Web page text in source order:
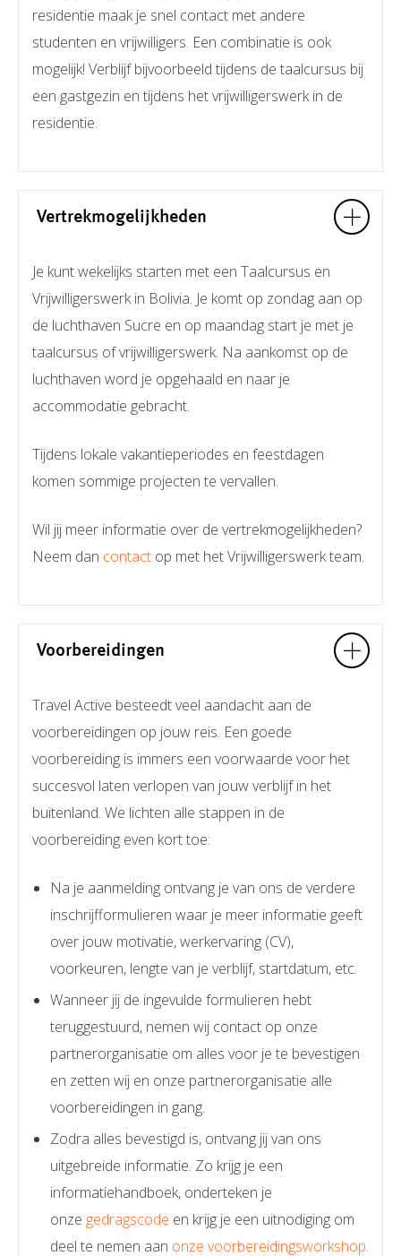
residentie maak je snel contact met andere
studenten en vrijwilligers. Een combinatie is ook
mogelijk! Verblijf bijvoorbeeld tijdens de taalcursus bij
een gastgezin en tijdens het vrijwilligerswerk in de
residentie.
Vertrekmogelijkheden
Je kunt wekelijks starten met een Taalcursus en
Vrijwilligerswerk in Bolivia. Je komt op zondag aan op
de luchthaven Sucre en op maandag start je met je
taalcursus of vrijwilligerswerk. Na aankomst op de
luchthaven word je opgehaald en naar je
accommodatie gebracht.
Tijdens lokale vakantieperiodes en feestdagen
komen sommige projecten te vervallen.
Wil jij meer informatie over de vertrekmogelijkheden?
Neem dan contact op met het Vrijwilligerswerk team.
Voorbereidingen
Travel Active besteedt veel aandacht aan de
voorbereidingen op jouw reis. Een goede
voorbereiding is immers een voorwaarde voor het
succesvol laten verlopen van jouw verblijf in het
buitenland. We lichten alle stappen in de
voorbereiding even kort toe:
Na je aanmelding ontvang je van ons de verdere
inschrijfformulieren waar je meer informatie geeft
over jouw motivatie, werkervaring (CV),
voorkeuren, lengte van je verblijf, startdatum, etc.
Wanneer jij de ingevulde formulieren hebt
teruggestuurd, nemen wij contact op onze
partnerorganisatie om alles voor je te bevestigen
en zetten wij en onze partnerorganisatie alle
voorbereidingen in gang.
Zodra alles bevestigd is, ontvang jij van ons
uitgebreide informatie. Zo krijg je een
informatiehandboek, onderteken je
onze gedragscode en krijg je een uitnodiging om
deel te nemen aan onze voorbereidingsworkshop.